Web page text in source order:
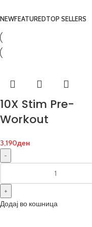
Design
shop now
Shopin
shop now
Factors
shop now
NEWFEATUREDTOP SELLERS
10X Stim Pre-
Workout
3,190ден
Додај во кошница